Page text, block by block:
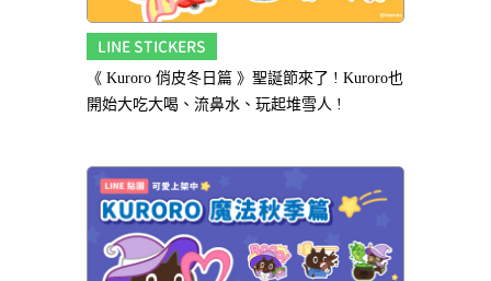
LINE STICKERS
《 Kuroro 俏皮冬日篇 》聖誕節來了 ! Kuroro也
開始大吃大喝、流鼻水、玩起堆雪人 !